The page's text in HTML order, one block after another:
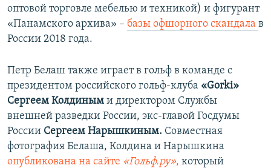
оптовой торговле мебелью и техникой) и фигурант
«Панамского архива» – базы офшорного скандала в
России 2018 года.
Петр Белаш также играет в гольф в команде с
президентом российского гольф-клуба «Gorki»
Сергеем Колдиным и директором Службы
внешней разведки России, экс-главой Госдумы
России Сергеем Нарышкиным. Совместная
фотография Белаша, Колдина и Нарышкина
опубликована на сайте «Гольф.ру», который